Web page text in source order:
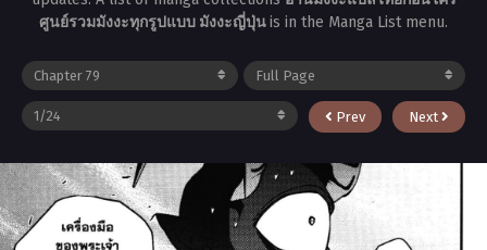
ศูนย์รวมมังงะทุกรูปแบบ มังงะญี่ปุ่นis in the Manga List menu.
Prev Next